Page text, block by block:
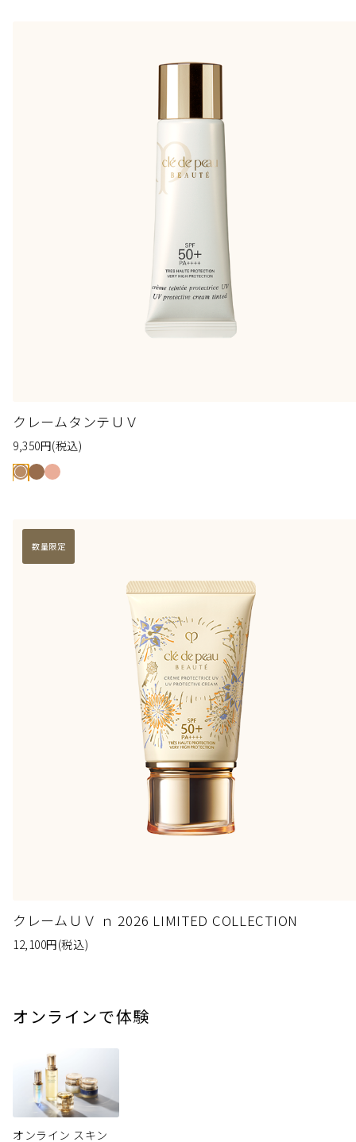
クレームタンテＵＶ
9,350円(税込)
数量限定
クレームＵＶ ｎ 2026 LIMITED COLLECTION
12,100円(税込)
オンラインで体験
オンライン スキン